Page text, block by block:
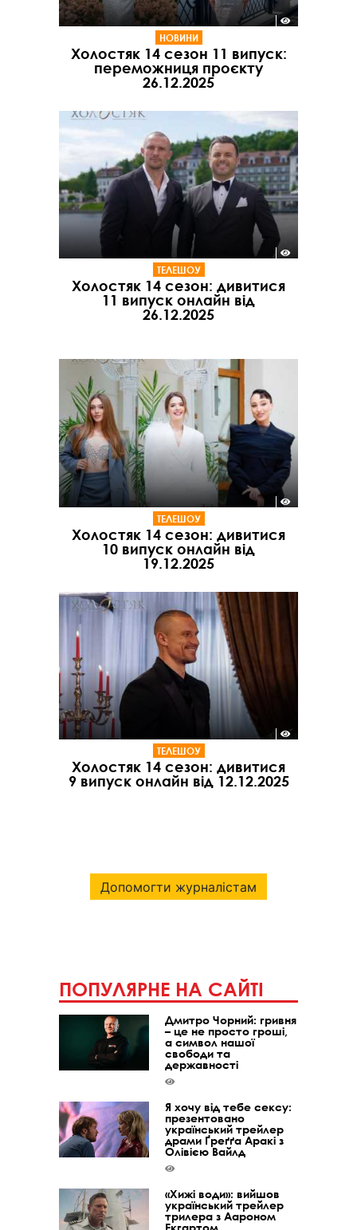
НОВИНИ
Холостяк 14 сезон 11 випуск:
переможниця проєкту
26.12.2025
ТЕЛЕШОУ
Холостяк 14 сезон: дивитися
11 випуск онлайн від
26.12.2025
ТЕЛЕШОУ
Холостяк 14 сезон: дивитися
10 випуск онлайн від
19.12.2025
ТЕЛЕШОУ
Холостяк 14 сезон: дивитися
9 випуск онлайн від 12.12.2025
Допомогти журналістам
ПОПУЛЯРНЕ НА САЙТІ
Дмитро Чорний: гривня
– це не просто гроші,
а символ нашої
свободи та
державності
Я хочу від тебе сексу:
презентовано
український трейлер
драми Ґреґґа Аракі з
Олівією Вайлд
«Хижі води»: вийшов
український трейлер
трилера з Аароном